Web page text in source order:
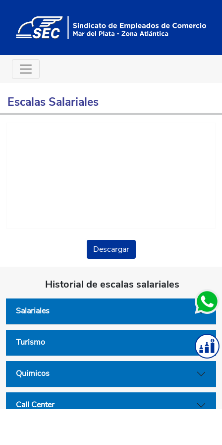
Escalas Salariales
Descargar
Historial de escalas salariales
Salariales
Turismo
Quimicos
Call Center